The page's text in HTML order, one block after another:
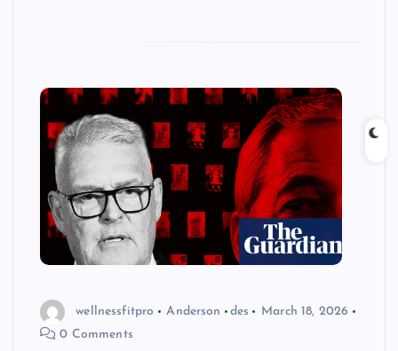
wellnessfitpro Anderson des
March 18, 2026
0 Comments